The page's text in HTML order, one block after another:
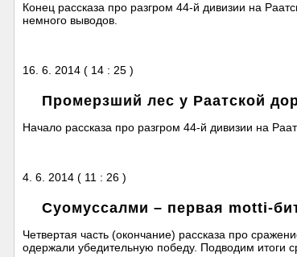
Конец рассказа про разгром 44-й дивизии на
немного выводов.
16. 6. 2014 ( 14 : 25 )
Промерзший лес у Раатской
Начало рассказа про разгром 44-й дивизии на
4. 6. 2014 ( 11 : 26 )
Суомуссалми – первая motti-
Четвертая часть (окончание) рассказа про
одержали убедительную победу. Подводим итоги